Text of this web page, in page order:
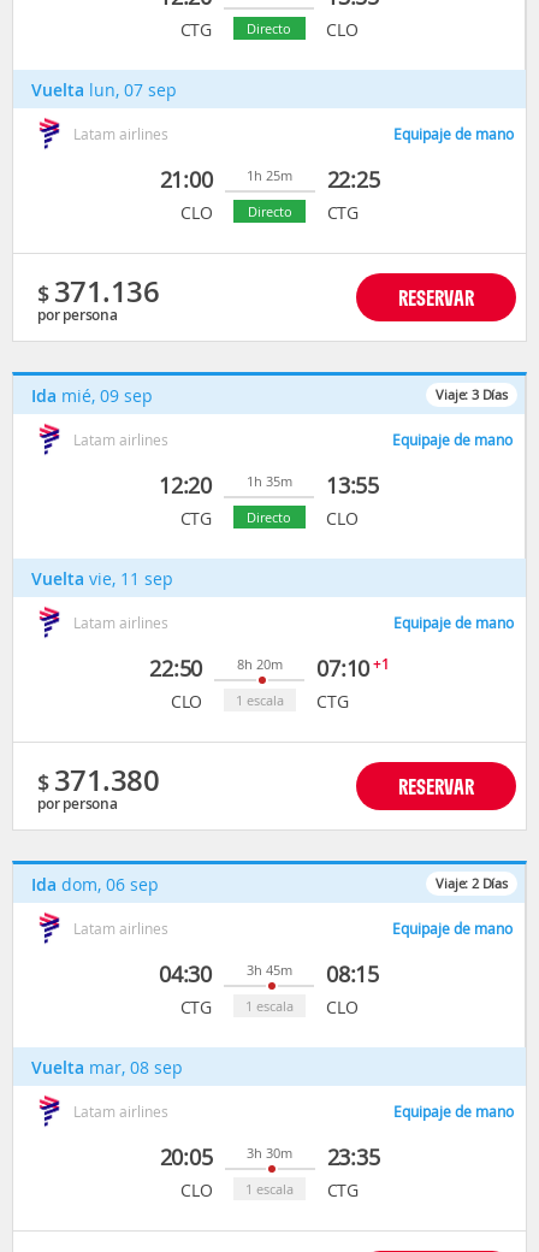
CTG
Directo
CLO
Vuelta lun, 07 sep
Latam airlines Equipaje de mano
21:00
CLO
1h 25m
Directo
22:25
CTG
$ 371.136
por persona
RESERVAR
Viaje: 3 Días
Ida mié, 09 sep
Latam airlines Equipaje de mano
12:20
CTG
1h 35m
Directo
13:55
CLO
Vuelta vie, 11 sep
Latam airlines Equipaje de mano
22:50
CLO
8h 20m
1 escala
07:10+1
CTG
$ 371.380
por persona
RESERVAR
Viaje: 2 Días
Ida dom, 06 sep
Latam airlines Equipaje de mano
04:30
CTG
3h 45m
1 escala
08:15
CLO
Vuelta mar, 08 sep
Latam airlines Equipaje de mano
20:05
CLO
3h 30m
1 escala
23:35
CTG